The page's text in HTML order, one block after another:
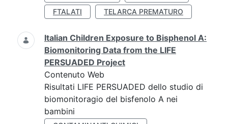
FTALATI
TELARCA PREMATURO
Italian Children Exposure to Bisphenol A:
Biomonitoring Data from the LIFE
PERSUADED Project
Contenuto Web
Risultati LIFE PERSUADED dello studio di
biomonitoragio del bisfenolo A nei
bambini